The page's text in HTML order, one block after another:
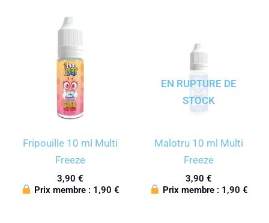
Fripouille 10 ml Multi
Freeze
3,90 €
Prix membre : 1,90 €
EN RUPTURE DE
STOCK
Malotru 10 ml Multi
Freeze
3,90 €
Prix membre : 1,90 €